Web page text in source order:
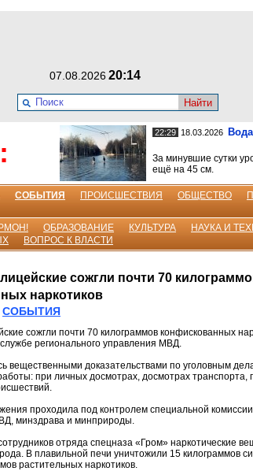
07.08.2026 20:14
Найти
22:29 18.03.2026
За минувшие сутки
ещё на 45 см.
СОБЫТИЯ ПРОИСШЕСТВИЯ ОБЩЕСТВО
ОБРАЗОВАНИЕ КУЛЬТУРА НАУКА И
ВОПРОС К ВЛАСТИ
сожгли почти 70
наркотиков
СОБЫТИЯ
сожгли почти 70 килограммов конфискованных
регионального управления МВД.
вещественными доказательствами по уголовным
при личных досмотрах, досмотрах транспорта,
проходила под контролем специальной
минздрава и минприроды.
отряда спецназа «Гром» наркотические
В плавильной печи уничтожили 15 килограммов
растительных наркотиков.